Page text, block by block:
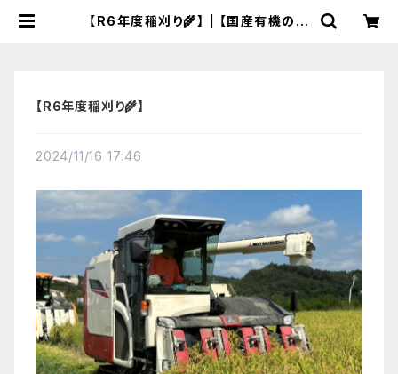
【R6年度稲刈り🌾】 | 【国産有機の発
【R6年度稲刈り🌾】
2024/11/16 17:46